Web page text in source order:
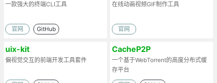
一款强大的终端CLI工具
官网 GitHub
在线动画视频GIF制作工具
官网
uix-kit
偏视觉交互的前端开发工具套件
CacheP2P
一个基于WebTorrent的高度分布式缓
存平台